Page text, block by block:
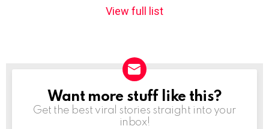
View full list
NEWSLETTER
Want more stuff like this?
Get the best viral stories straight into your
inbox!